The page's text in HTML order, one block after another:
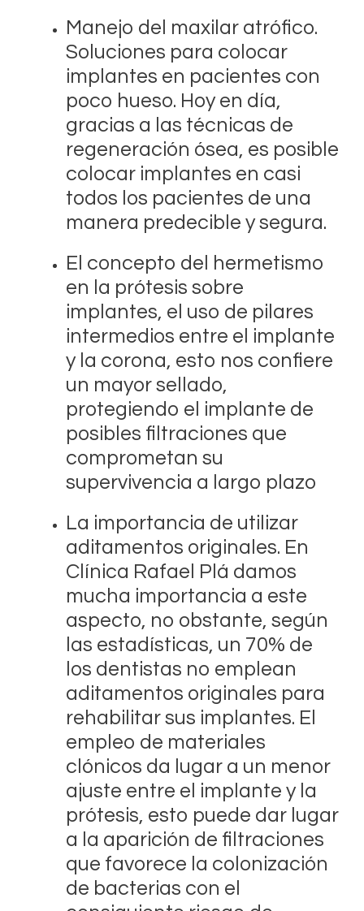
Manejo del maxilar atrófico.
Soluciones para colocar
implantes en pacientes con
poco hueso. Hoy en día,
gracias a las técnicas de
regeneración ósea, es posible
colocar implantes en casi
todos los pacientes de una
manera predecible y segura.
El concepto del hermetismo
en la prótesis sobre
implantes, el uso de pilares
intermedios entre el implante
y la corona, esto nos confiere
un mayor sellado,
protegiendo el implante de
posibles filtraciones que
comprometan su
supervivencia a largo plazo
La importancia de utilizar
aditamentos originales. En
Clínica Rafael Plá damos
mucha importancia a este
aspecto, no obstante, según
las estadísticas, un 70% de
los dentistas no emplean
aditamentos originales para
rehabilitar sus implantes. El
empleo de materiales
clónicos da lugar a un menor
ajuste entre el implante y la
prótesis, esto puede dar lugar
a la aparición de filtraciones
que favorece la colonización
de bacterias con el